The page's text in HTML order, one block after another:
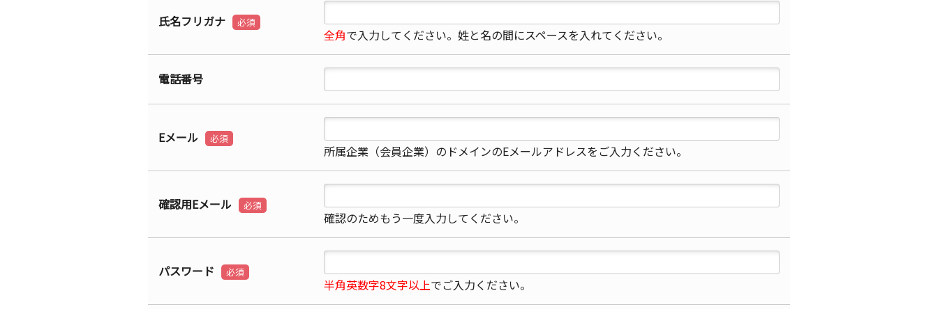
氏名フリガナ 必須
全角で入力してください。姓と名の間にスペースを入れてください。
電話番号
Eメール 必須
所属企業（会員企業）のドメインのEメールアドレスをご入力ください。
確認用Eメール 必須
確認のためもう一度入力してください。
パスワード 必須
半角英数字8文字以上でご入力ください。